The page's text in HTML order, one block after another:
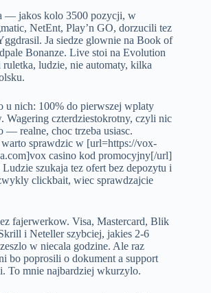
— jakos kolo 3500 pozycji, w
NetEnt, Play’n GO, dorzucili tez
Ja siedze glownie na Book of
Bonanze. Live stoi na Evolution
ludzie, nie automaty, kilka
u nich: 100% do pierwszej wplaty
Wagering czterdziestokrotny, czyli nic
— realne, choc trzeba usiasc.
sprawdzic w [url=https://vox-
casino kod promocyjny[/url]
szukaja tez ofert bez depozytu i
clickbait, wiec sprawdzajcie
fajerwerkow. Visa, Mastercard, Blik
i Neteller szybciej, jakies 2-6
w niecala godzine. Ale raz
bo poprosili o dokument a support
To mnie najbardziej wkurzylo.